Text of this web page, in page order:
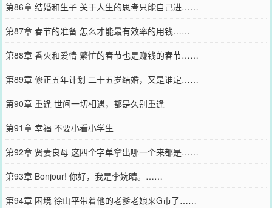
第86章 结婚和生子 关于人生的思考只能自己进……
第87章 春节的准备 怎么才能最有效率的用钱……
第88章 香火和爱情 繁忙的春节也是赚钱的春节……
第89章 修正五年计划 二十五岁结婚，又是谁定……
第90章 重逢 世间一切相遇，都是久别重逢
第91章 幸福 不要小看小学生
第92章 贤妻良母 这四个字单拿出哪一个来都是……
第93章 Bonjour! 你好，我是李婉晴。……
第94章 困境 徐山平带着他的老爹老娘来G市了……